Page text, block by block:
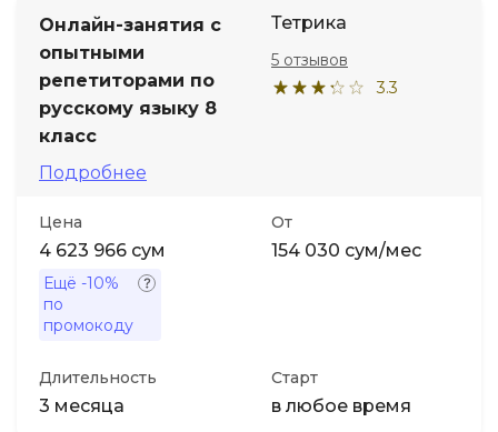
Онлайн-занятия с
опытными
репетиторами по
русскому языку 8
класс
Подробнее
Тетрика
3.3
5 отзывов
Цена
4 623 966 сум
Ещё -10%
по
промокоду
От
154 030 сум/мес
Длительность
3 месяца
Старт
в любое время